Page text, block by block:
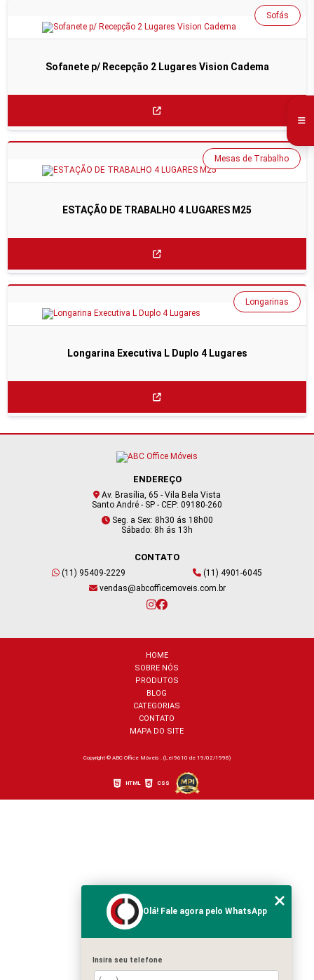
Sofanete p/ Recepção 2 Lugares Vision Cadema
Sofás
ESTAÇÃO DE TRABALHO 4 LUGARES M25
Mesas de Trabalho
Longarina Executiva L Duplo 4 Lugares
Longarinas
ENDEREÇO
Av. Brasília, 65 - Vila Bela Vista
Santo André - SP - CEP: 09180-260
Seg. a Sex: 8h30 ás 18h00
Sábado: 8h ás 13h
CONTATO
(11) 95409-2229
(11) 4901-6045
vendas@abcofficemoveis.com.br
HOME
SOBRE NÓS
PRODUTOS
BLOG
CATEGORIAS
CONTATO
MAPA DO SITE
Copyright © ABC Office Móveis . (Lei 9610 de 19/02/1998)
HTML CSS
Olá! Fale agora pelo WhatsApp
Insira seu telefone